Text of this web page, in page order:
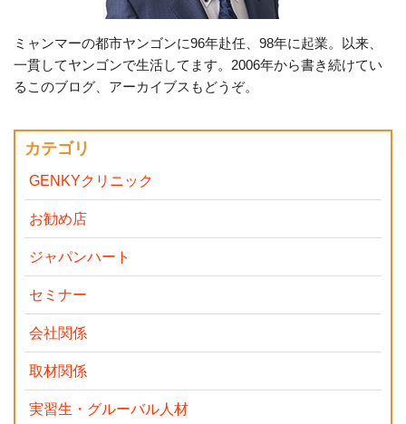
ミャンマーの都市ヤンゴンに96年赴任、98年に起業。以来、
一貫してヤンゴンで生活してます。2006年から書き続けてい
るこのブログ、アーカイブスもどうぞ。
カテゴリ
GENKYクリニック
お勧め店
ジャパンハート
セミナー
会社関係
取材関係
実習生・グルーバル人材